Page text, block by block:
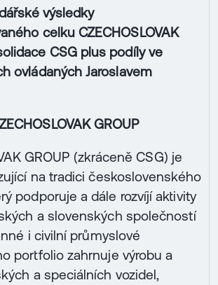
výsledky
celku CZECHOSLOVAK
CSG plus podíly ve
ovládaných Jaroslavem
GROUP
GROUP (zkráceně CSG) je
na tradici československého
podporuje a dále rozvíjí aktivity
a slovenských společností
i civilní průmyslové
portfolio zahrnuje výrobu a
a speciálních vozidel,